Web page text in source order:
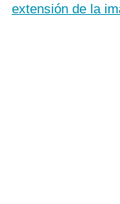
extensión de la